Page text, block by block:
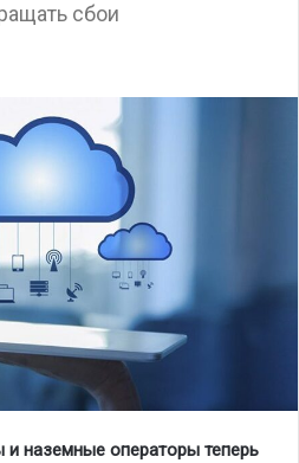
сбои
и наземные операторы теперь